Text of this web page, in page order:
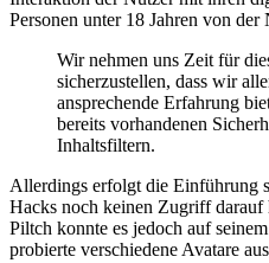
Personen unter 18 Jahren von der
Wir nehmen uns Zeit für
sicherzustellen, dass wir
ansprechende Erfahrung
bereits vorhandenen
Inhaltsfiltern.
Allerdings erfolgt die Einführung
Hacks noch keinen Zugriff
Piltch konnte es jedoch auf seinem
probierte verschiedene Avatare